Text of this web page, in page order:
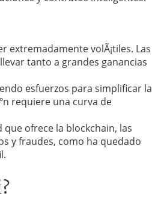
extremadamente volÃ¡tiles. Las
tanto a grandes ganancias
esfuerzos para simplificar la
requiere una curva de
que ofrece la blockchain, las
y fraudes, como ha quedado